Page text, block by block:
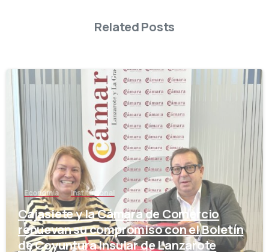
Related Posts
Economía Institucional
Cajasiete y la Cámara de Comercio
renuevan su compromiso con el Boletín
de Coyuntura Insular de Lanzarote